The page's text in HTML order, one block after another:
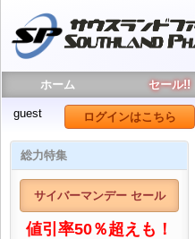
ホーム セール!!
guest ログインはこちら
総力特集
サイバーマンデー セール
値引率50％超えも！